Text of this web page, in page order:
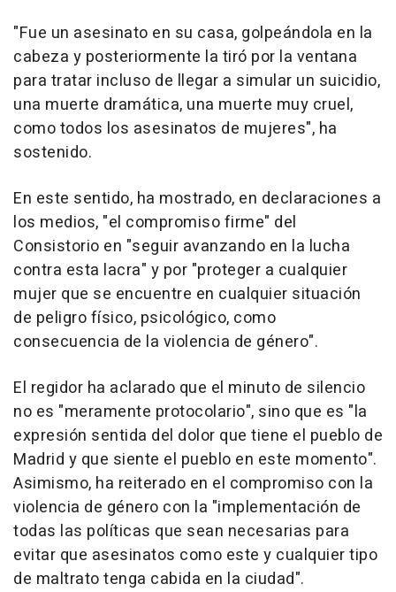
"Fue un asesinato en su casa, golpeándola en la
cabeza y posteriormente la tiró por la ventana
para tratar incluso de llegar a simular un suicidio,
una muerte dramática, una muerte muy cruel,
como todos los asesinatos de mujeres", ha
sostenido.
En este sentido, ha mostrado, en declaraciones a
los medios, "el compromiso firme" del
Consistorio en "seguir avanzando en la lucha
contra esta lacra" y por "proteger a cualquier
mujer que se encuentre en cualquier situación
de peligro físico, psicológico, como
consecuencia de la violencia de género".
El regidor ha aclarado que el minuto de silencio
no es "meramente protocolario", sino que es "la
expresión sentida del dolor que tiene el pueblo de
Madrid y que siente el pueblo en este momento".
Asimismo, ha reiterado en el compromiso con la
violencia de género con la "implementación de
todas las políticas que sean necesarias para
evitar que asesinatos como este y cualquier tipo
de maltrato tenga cabida en la ciudad".